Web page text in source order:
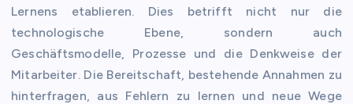
Lernens etablieren. Dies betrifft nicht nur die
technologische Ebene, sondern auch
Geschäftsmodelle, Prozesse und die Denkweise der
Mitarbeiter. Die Bereitschaft, bestehende Annahmen zu
hinterfragen, aus Fehlern zu lernen und neue Wege